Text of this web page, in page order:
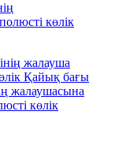
көлік
жалаушасына
көлік